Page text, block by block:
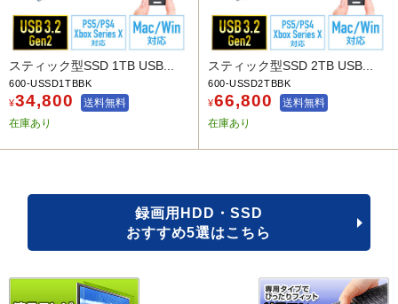
スティック型SSD 1TB USB...
600-USSD1TBBK
¥34,800
送料無料
在庫あり
スティック型SSD 2TB USB...
600-USSD2TBBK
¥66,800
送料無料
在庫あり
録画用HDD・SSD
おすすめ5選はこちら